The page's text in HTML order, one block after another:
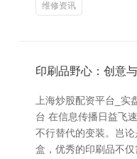
维修资讯
印刷品野心：创意
上海炒股配资平台_
台 在信息传播日益飞
不行替代的变装。岂
盒，优秀的印刷品不